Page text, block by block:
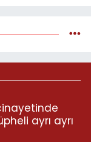
ayrı ayrı